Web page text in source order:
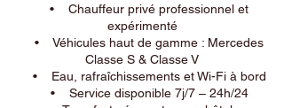
• Chauffeur privé professionnel et
expérimenté
• Véhicules haut de gamme : Mercedes
Classe S & Classe V
• Eau, rafraîchissements et Wi-Fi à bord
• Service disponible 7j/7 – 24h/24